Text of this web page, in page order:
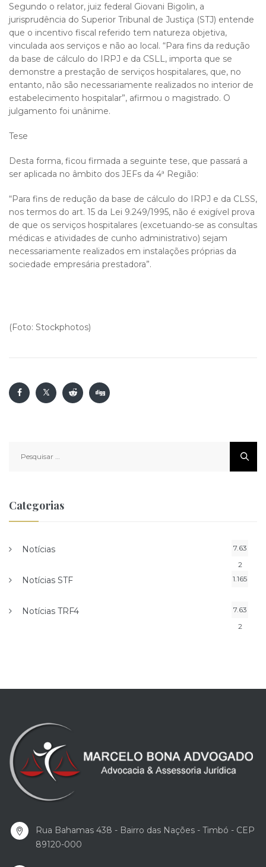
Segundo o relator, juiz federal Giovani Bigolin, a
jurisprudência do Superior Tribunal de Justiça (STJ) entende
que o incentivo fiscal referido tem natureza objetiva,
vinculada aos serviços e não ao local. “Para fins da redução
da base de cálculo do IRPJ e da CSLL, importa que se
demonstre a prestação de serviços hospitalares, que, no
entanto, não são necessariamente realizados no interior de
estabelecimento hospitalar”, afirmou o magistrado. O
julgamento foi unânime.
Tese
Desta forma, ficou firmada a seguinte tese, que passará a
ser aplicada no âmbito dos JEFs da 4ª Região:
“Para fins de redução da base de cálculo do IRPJ e da CLSS,
nos termos do art. 15 da Lei 9.249/1995, não é exigível prova
de que os serviços hospitalares (excetuando-se as consultas
médicas e atividades de cunho administrativo) sejam
necessariamente realizados em instalações próprias da
sociedade empresária prestadora”.
(Foto: Stockphotos)
por:
Categorias
Notícias
7.63
2
Notícias STF 1.165
Notícias TRF4
7.63
2
Rua Bahamas 438 - Bairro das Nações - Timbó - CEP
89120-000